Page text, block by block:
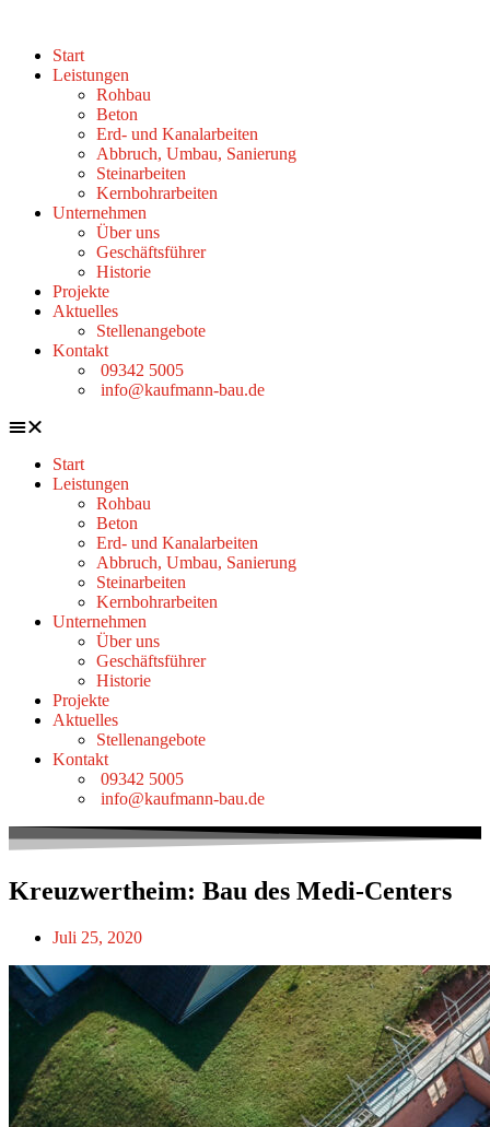
wechseln
Start
Leistungen
Rohbau
Beton
Erd- und Kanalarbeiten
Abbruch, Umbau, Sanierung
Steinarbeiten
Kernbohrarbeiten
Unternehmen
Über uns
Geschäftsführer
Historie
Projekte
Aktuelles
Stellenangebote
Kontakt
09342 5005
info@kaufmann-bau.de
Start
Leistungen
Rohbau
Beton
Erd- und Kanalarbeiten
Abbruch, Umbau, Sanierung
Steinarbeiten
Kernbohrarbeiten
Unternehmen
Über uns
Geschäftsführer
Historie
Projekte
Aktuelles
Stellenangebote
Kontakt
09342 5005
info@kaufmann-bau.de
Kreuzwertheim: Bau des Medi-Centers
Juli 25, 2020